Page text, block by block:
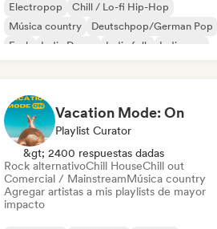
Electropop
Chill / Lo-fi Hip-Hop
Música country
Deutschpop/German Pop
Funk
Indie Dance Indie folk Indie pop
Vacation Mode: On
Playlist Curator
&gt; 2400 respuestas dadas
Rock alternativoChill HouseChill out
Comercial / MainstreamMúsica country
Agregar artistas a mis playlists de mayor
impacto